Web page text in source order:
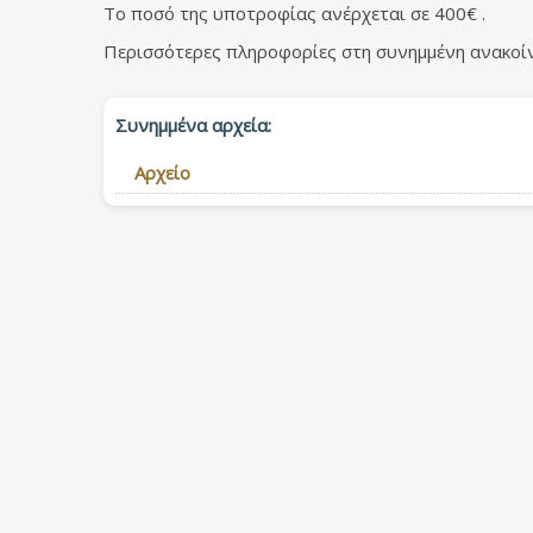
Το ποσό της υποτροφίας ανέρχεται σε 400€ .
Περισσότερες πληροφορίες στη συνημμένη
Συνημμένα αρχεία:
Αρχείο